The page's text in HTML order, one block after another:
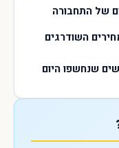
של התחבורה
השודרגים
שנחשפו היום